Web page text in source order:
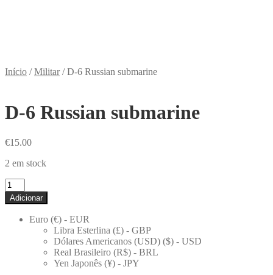
Início /Militar/D-6 Russian submarine
D-6 Russian submarine
€15.00
2 em stock
Quantidade
de
D-
Adicionar
Euro (€) - EUR
Libra Esterlina (£) - GBP
Dólares Americanos (USD) ($) - USD
Real Brasileiro (R$) - BRL
Yen Japonês (¥) - JPY